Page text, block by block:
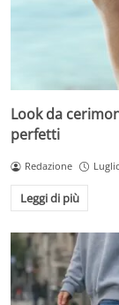
Look da
perfetti
Redazione
Leggi di più